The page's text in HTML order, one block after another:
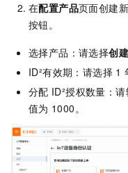
在配置产品页面创建
按钮。
选择产品：请选择创
ID²有效期：请选择 1
分配 ID²授权数量：请
值为 1000。